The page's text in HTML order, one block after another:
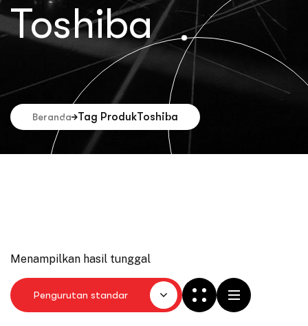
Toshiba
Beranda Tag ProdukToshiba
Menampilkan hasil tunggal
Pengurutan standar